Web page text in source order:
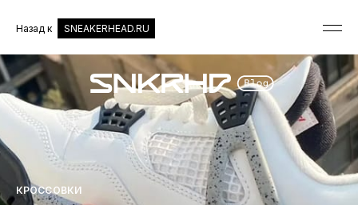
Назад к SNEAKERHEAD.RU
КРОССОВКИ